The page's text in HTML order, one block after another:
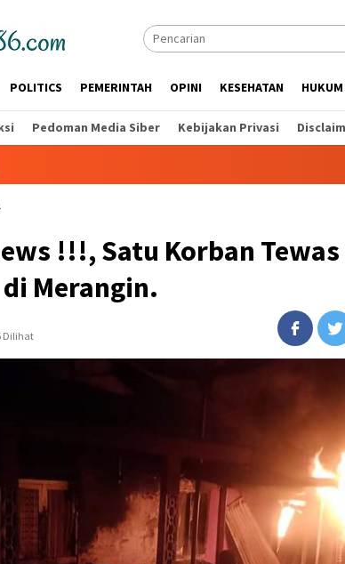
POLITICS PEMERINTAH OPINI KESEHATAN
Pedoman Media Siber Kebijakan Privasi
!!!, Satu Korban
Merangin.
Dilihat